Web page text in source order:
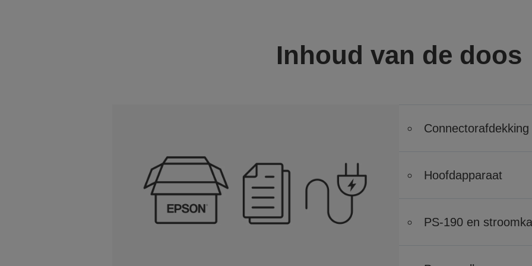
Inhoud van de doos
Connectorafdekking
Hoofdapparaat
PS-190 en